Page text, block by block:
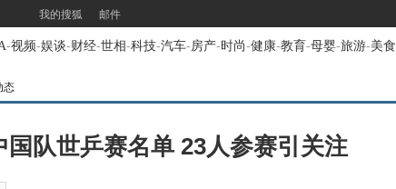
我的搜狐 邮件
-视频-娱谈-财经-世相-科技-汽车-房产-时尚-健康-教育-母婴-旅游-美食
态
国队世乒赛名单 23人参赛引关注